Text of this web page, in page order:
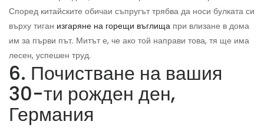
Според китайските обичаи съпругът трябва да носи булката си
върху тиган изгаряне на горещи въглища при влизане в дома
им за първи път. Митът е, че ако той направи това, тя ще има
лесен, успешен труд.
6. Почистване на вашия
30-ти рожден ден,
Германия